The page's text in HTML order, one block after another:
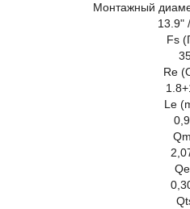
Монтажный
13.9"
Fs
Re
Le